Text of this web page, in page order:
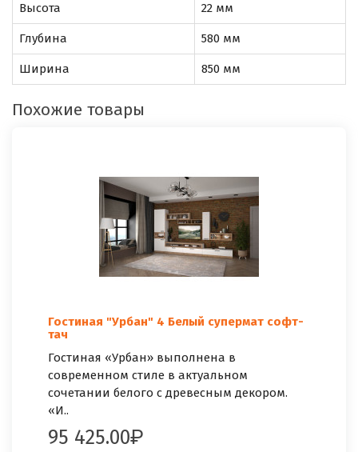
Высота 22 мм
Глубина 580 мм
Ширина 850 мм
Похожие товары
Гостиная "Урбан" 4 Белый супермат софт-
тач
Гостиная «Урбан» выполнена в
современном стиле в актуальном
сочетании белого с древесным декором.
«И..
95 425.00